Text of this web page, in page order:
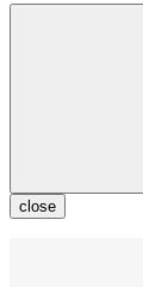
close